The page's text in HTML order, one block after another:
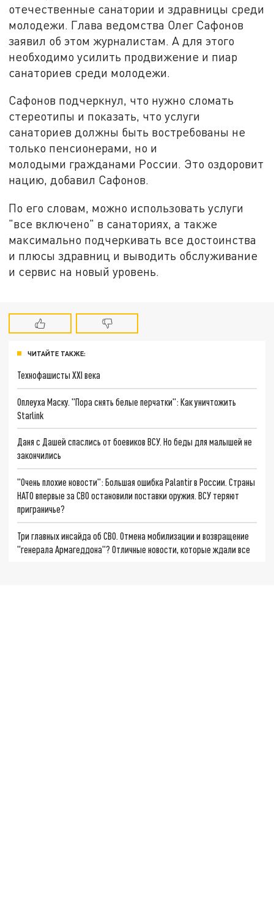
отечественные санатории и здравницы среди
молодежи. Глава ведомства Олег Сафонов
заявил об этом журналистам. А для этого
необходимо усилить продвижение и пиар
санаториев среди молодежи.
Сафонов подчеркнул, что нужно сломать
стереотипы и показать, что услуги
санаториев должны быть востребованы не
только пенсионерами, но и
молодыми гражданами России. Это оздоровит
нацию, добавил Сафонов.
По его словам, можно использовать услуги
"все включено" в санаториях, а также
максимально подчеркивать все достоинства
и плюсы здравниц и выводить обслуживание
и сервис на новый уровень.
ЧИТАЙТЕ ТАКЖЕ:
Технофашисты XXI века
Оплеуха Маску. "Пора снять белые перчатки": Как уничтожить
Starlink
Даня с Дашей спаслись от боевиков ВСУ. Но беды для малышей не
закончились
"Очень плохие новости": Большая ошибка Palantir в России. Страны
НАТО впервые за СВО остановили поставки оружия. ВСУ теряют
приграничье?
Три главных инсайда об СВО. Отмена мобилизации и возвращение
"генерала Армагеддона"? Отличные новости, которые ждали все